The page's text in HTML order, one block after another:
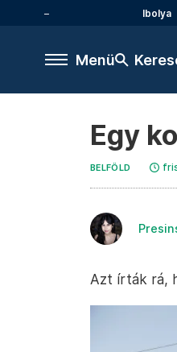
Ibolya
Menü
Egy
BELFÖLD
Azt írták rá,